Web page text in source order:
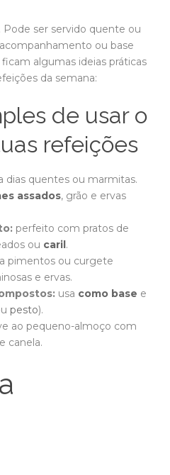
ser servido quente ou
ou base
ficam algumas ideias práticas
da semana:
de usar o
refeições
dias quentes ou marmitas.
assados, grão e ervas
perfeito com pratos de
ou caril .
pimentos ou curgete
e ervas.
usa como base e
pesto).
ao pequeno-almoço com
canela.